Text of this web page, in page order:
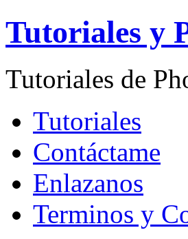
Tutoriales y
Tutoriales de
Tutoriales
Contáctame
Enlazanos
Terminos y